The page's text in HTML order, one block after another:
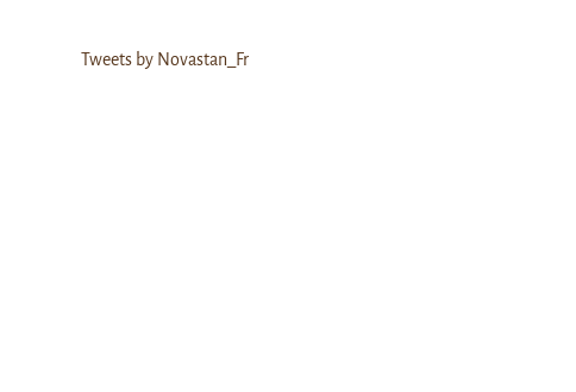
Tweets by Novastan_Fr